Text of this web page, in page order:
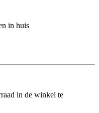
in huis
in de winkel te